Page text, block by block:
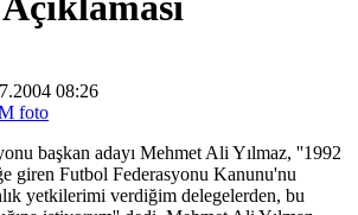
08:26
başkan adayı Mehmet Ali Yılmaz, ''1992
giren Futbol Federasyonu Kanunu'nu
yetkilerimi verdiğim delegelerden, bu